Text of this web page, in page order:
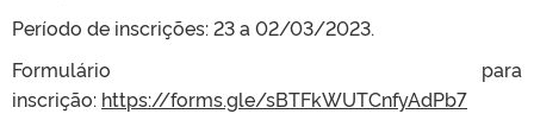
Período de inscrições: 23 a 02/03/2023.
Formulário para
inscrição: https://forms.gle/sBTFkWUTCnfyAdPb7